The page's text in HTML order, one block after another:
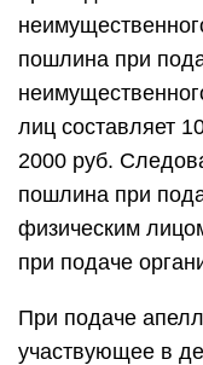
пошлина при
лиц составляет
2000 руб.
пошлина при
физическим
при подаче
При подаче
участвующее в